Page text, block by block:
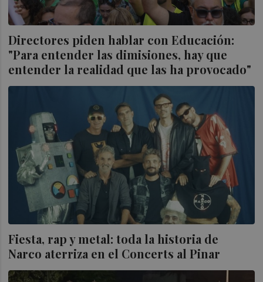
Directores piden hablar con Educación:
"Para entender las dimisiones, hay que
entender la realidad que las ha provocado"
Fiesta, rap y metal: toda la historia de
Narco aterriza en el Concerts al Pinar